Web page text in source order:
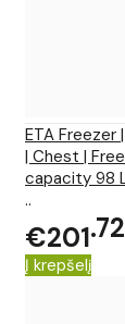
ETA
| Chest |
capacity 98
..
€201 72
Į krepšelį